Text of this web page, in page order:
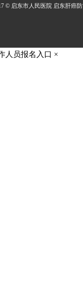
© 启东市人民医院 启东肝癌
人员报名入口 ×